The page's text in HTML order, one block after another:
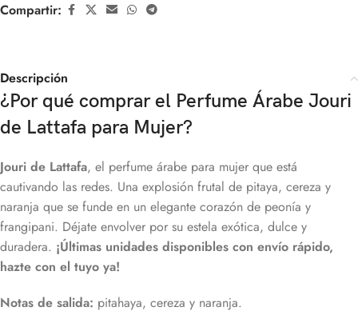
Compartir:
Descripción
¿Por qué comprar el Perfume Árabe Jouri
de Lattafa para Mujer?
Jouri de Lattafa, el perfume árabe para mujer que está
cautivando las redes. Una explosión frutal de pitaya, cereza y
naranja que se funde en un elegante corazón de peonía y
frangipani. Déjate envolver por su estela exótica, dulce y
duradera. ¡Últimas unidades disponibles con envío rápido,
hazte con el tuyo ya!
Notas de salida: pitahaya, cereza y naranja.